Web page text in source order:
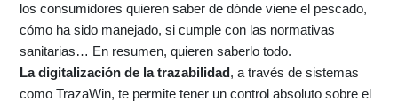
los consumidores quieren saber de dónde viene el pescado,
cómo ha sido manejado, si cumple con las normativas
sanitarias… En resumen, quieren saberlo todo.
La digitalización de la trazabilidad , a través de sistemas
como TrazaWin, te permite tener un control absoluto sobre el